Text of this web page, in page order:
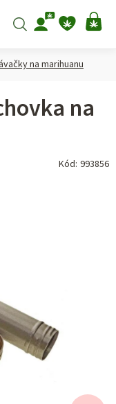
Hľadať
na marihuanu
na
Kód: 993856